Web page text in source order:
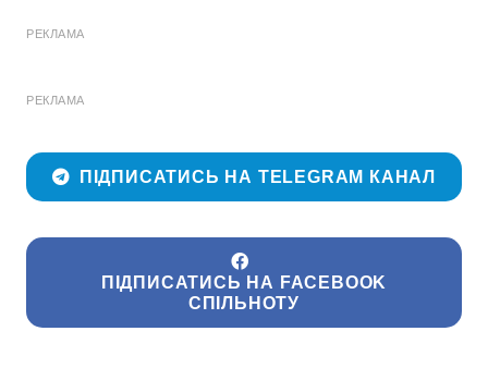
РЕКЛАМА
РЕКЛАМА
ПІДПИСАТИСЬ НА TELEGRAM КАНАЛ
ПІДПИСАТИСЬ НА FACEBOOK
СПІЛЬНОТУ